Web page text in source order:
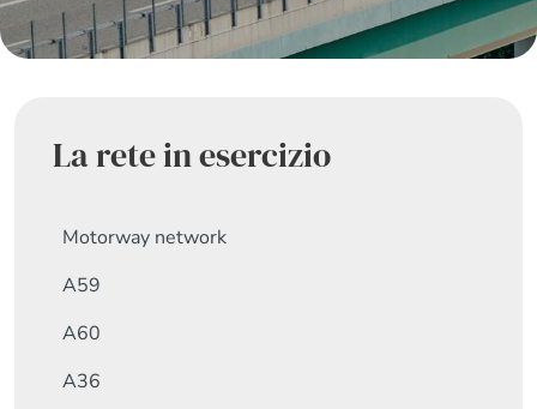
La rete in esercizio
Motorway network
A59
A60
A36